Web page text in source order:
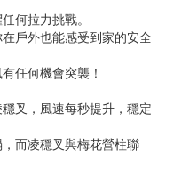
何拉力挑戰。
戶外也能感受到家的安全
任何機會突襲！
叉，風速每秒提升，穩定
而凌穩叉與梅花營柱聯